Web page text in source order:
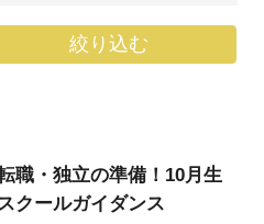
絞り込む
職・独立の準備！10月生
クールガイダンス